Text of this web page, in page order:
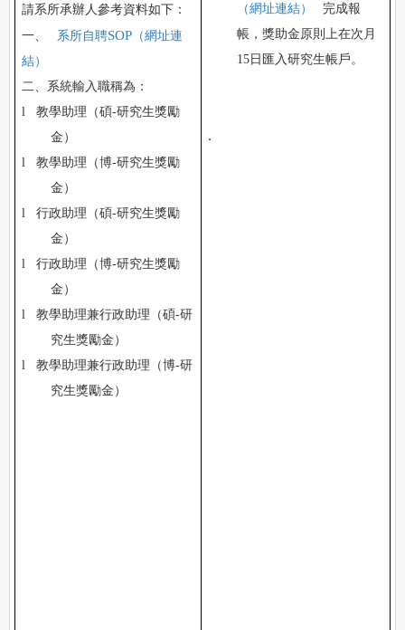
請系所承辦人參考資料如下：
一、
系所自聘SOP （網址連
結）
二、系統輸入職稱為：
l
教學助理（碩-研究生獎勵
金）
l
教學助理（博-研究生獎勵
金）
l
行政助理（碩-研究生獎勵
金）
l
行政助理（博-研究生獎勵
金）
l
教學助理兼行政助理（碩-研
究生獎勵金）
l
教學助理兼行政助理（博-研
究生獎勵金）
（網址連結）
完成報
帳，獎助金原則上在次月
15 日匯入研究生帳戶。
.